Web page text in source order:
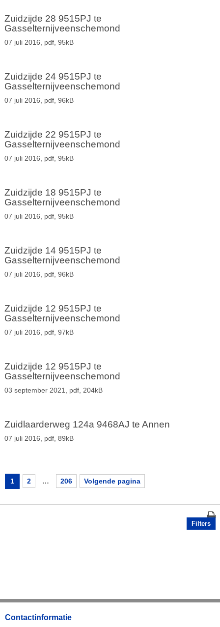
Zuidzijde 28 9515PJ te
Gasselternijveenschemond
07 juli 2016, pdf, 95kB
Zuidzijde 24 9515PJ te
Gasselternijveenschemond
07 juli 2016, pdf, 96kB
Zuidzijde 22 9515PJ te
Gasselternijveenschemond
07 juli 2016, pdf, 95kB
Zuidzijde 18 9515PJ te
Gasselternijveenschemond
07 juli 2016, pdf, 95kB
Zuidzijde 14 9515PJ te
Gasselternijveenschemond
07 juli 2016, pdf, 96kB
Zuidzijde 12 9515PJ te
Gasselternijveenschemond
07 juli 2016, pdf, 97kB
Zuidzijde 12 9515PJ te
Gasselternijveenschemond
03 september 2021, pdf, 204kB
Zuidlaarderweg 124a 9468AJ te Annen
07 juli 2016, pdf, 89kB
1 2 … 206 Volgende pagina
Filters
Contactinformatie